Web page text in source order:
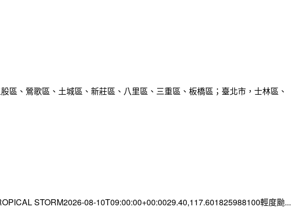
、鶯歌區、土城區、新莊區、八里區、三重區、板橋區；臺北市，士林區、
STORM2026-08-10T09:00:00+00:0029.40,117.601825988100輕度颱...